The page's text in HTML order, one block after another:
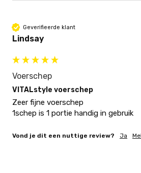
Geverifieerde klant
Lindsay
Voerschep
VITALstyle voerschep
Zeer fijne voerschep
1schep is 1 portie handig in gebruik
Vond je dit een nuttige review? Ja